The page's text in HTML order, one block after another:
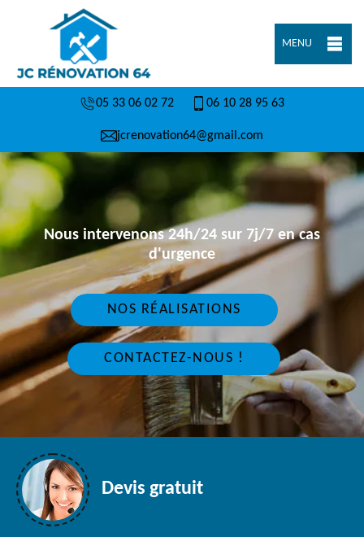
MENU
05 33 06 02 72 06 10 28 95 63
jcrenovation64@gmail.com
Nous intervenons 24h/24 sur 7j/7 en cas
d'urgence
NOS RÉALISATIONS
CONTACTEZ-NOUS !
Devis gratuit